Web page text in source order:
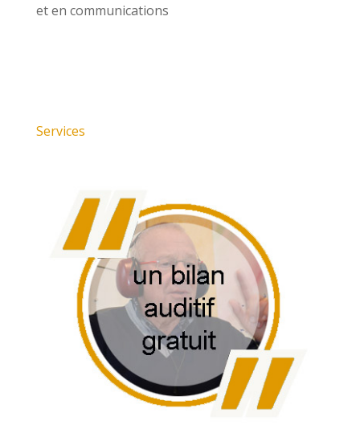
et en communications
Services